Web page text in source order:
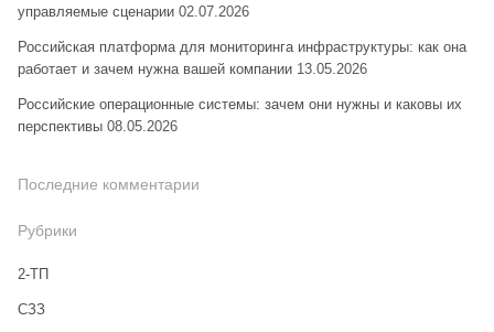
управляемые сценарии 02.07.2026
Российская платформа для мониторинга инфраструктуры: как она
работает и зачем нужна вашей компании 13.05.2026
Российские операционные системы: зачем они нужны и каковы их
перспективы 08.05.2026
Последние комментарии
Рубрики
2-ТП
CЗЗ